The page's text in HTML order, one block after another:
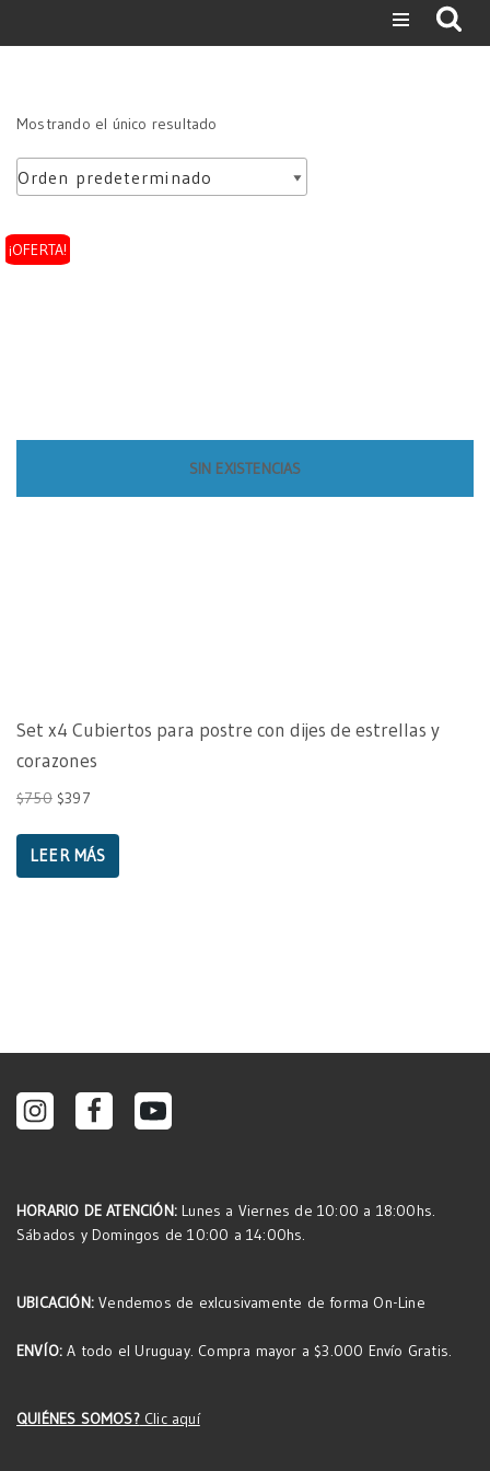
Mostrando el único resultado
¡OFERTA!
SIN EXISTENCIAS
Set x4 Cubiertos para postre con dijes de estrellas y
corazones
$750 $397
LEER MÁS
HORARIO DE ATENCIÓN: Lunes a Viernes de 10:00 a 18:00hs.
Sábados y Domingos de 10:00 a 14:00hs.
UBICACIÓN: Vendemos de exlcusivamente de forma On-Line
ENVÍO: A todo el Uruguay. Compra mayor a $3.000 Envío Gratis.
QUIÉNES SOMOS?Clic aquí